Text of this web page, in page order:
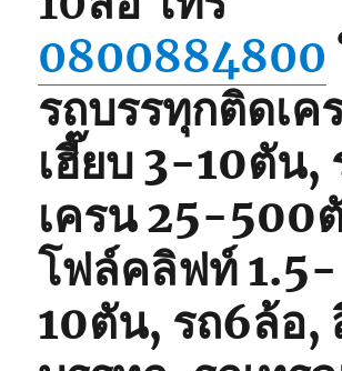
0800884800
รถบรรทุกติดเค
เฮี๊ยบ 3-10ตัน,
เครน 25-500
โฟล์คลิฟท์ 1.5-
10ตัน, รถ6ล้อ,